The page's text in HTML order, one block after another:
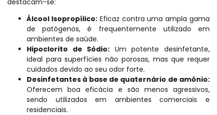
Álcool Isopropílico:Eficaz contra uma ampla gama
de patógenos, é frequentemente utilizado em
ambientes de saúde.
Hipoclorito de Sódio: Um potente desinfetante,
ideal para superfícies não porosas, mas que requer
cuidados devido ao seu odor forte.
Desinfetantes à base de quaternário de amônio:
Oferecem boa eficácia e são menos agressivos,
sendo utilizados em ambientes comerciais e
residenciais.